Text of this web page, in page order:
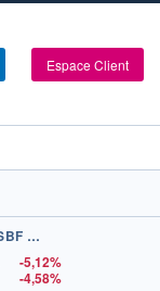
Espace Client
+ FORTES HAUSSES ET BAISSES SBF 120
-5,12%
-4,58%